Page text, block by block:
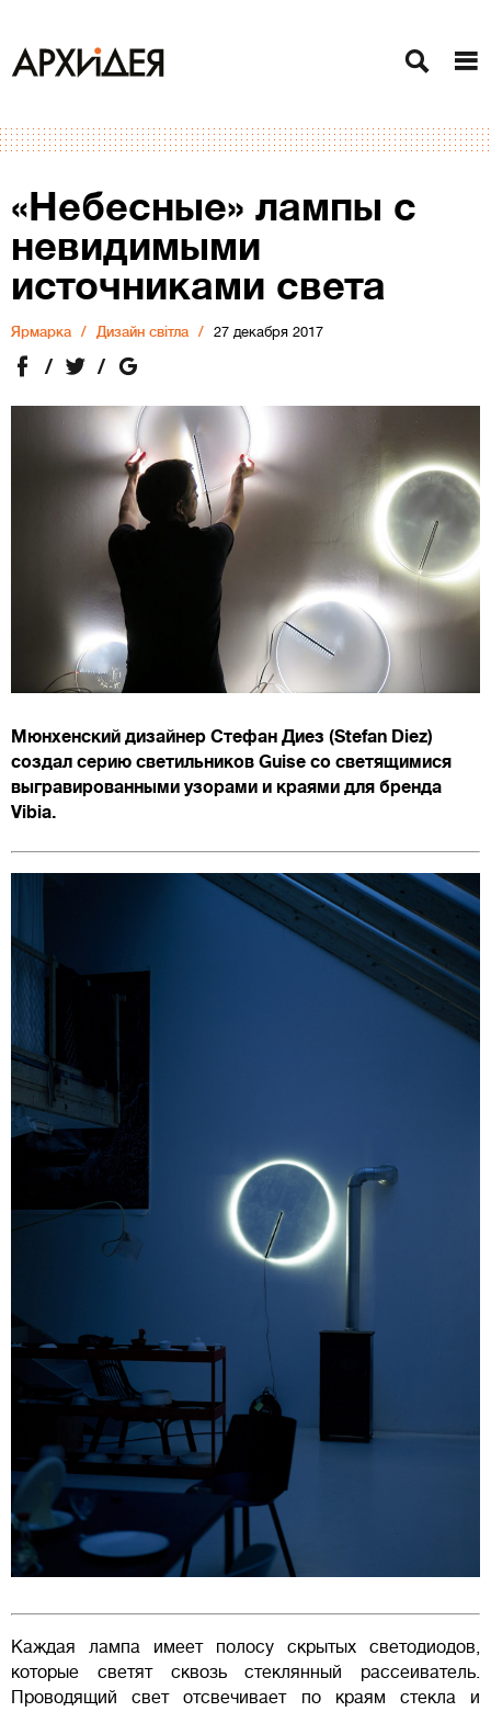
«Небесные» лампы с
невидимыми
источниками света
Ярмарка Дизайн світла 27 декабря 2017
Мюнхенский дизайнер Стефан Диез (Stefan Diez)
создал серию светильников Guise со светящимися
выгравированными узорами и краями для бренда
Vibia.
Каждая лампа имеет полосу скрытых светодиодов,
которые светят сквозь стеклянный рассеиватель.
Проводящий свет отсвечивает по краям стекла и